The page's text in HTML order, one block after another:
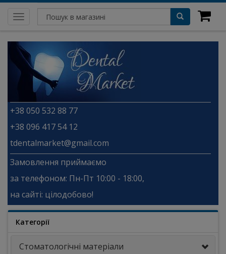
Toggle
navigation
+38 050 532 88 77
+38 096 417 54 12
tdentalmarket@gmail.com
Замовлення приймаємо
за телефоном: Пн-Пт 10:00 - 18:00,
на сайті: цілодобово!
Категорії
Стоматологічні матеріали